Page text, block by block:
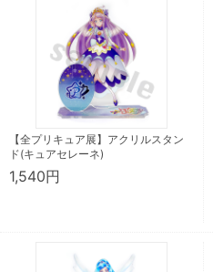
【全プリキュア展】アクリルスタン
ド(キュアセレーネ)
1,540円